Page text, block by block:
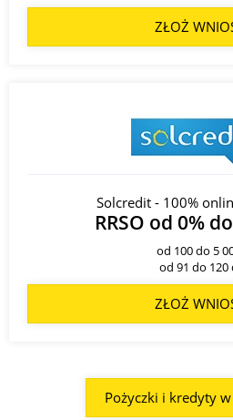
ZŁOŻ
Solcredit - 100%
RRSO od 0%
od 100 do 5
od 91 do 120
ZŁOŻ
Pożyczki i kredyty